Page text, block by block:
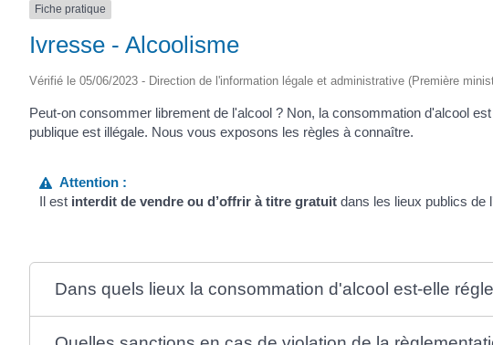
Fiche pratique
Ivresse - Alcoolisme
Vérifié le 05/06/2023 - Direction de l'information légale et administrative (Première
Peut-on consommer librement de l'alcool ? Non, la consommation d'alcool
publique est illégale. Nous vous exposons les règles à connaître.
Attention :
Il est interdit de vendre ou d’offrir à titre gratuit dans les lieux publics de
Dans quels lieux la consommation d'alcool est-elle